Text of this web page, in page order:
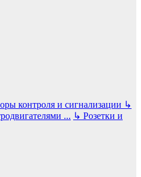
контроля и сигнализации ↳
... ↳ Розетки и